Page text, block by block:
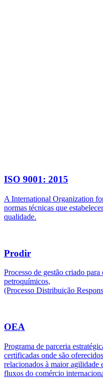
ISO 9001: 2015
A International Organization
normas técnicas que
qualidade.
Prodir
Processo de gestão criado
petroquímicos,
(Processo Distribuição
OEA
Programa de parceria
certificadas onde são
relacionados à maior agilidade
fluxos do comércio